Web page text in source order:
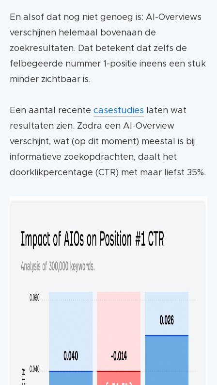
En alsof dat nog niet genoeg is: AI-Overviews
verschijnen helemaal bovenaan de
zoekresultaten. Dat betekent dat zelfs de
felbegeerde nummer 1-positie ineens een stuk
minder zichtbaar is.
Een aantal recente casestudies laten wat
resultaten zien. Zodra een AI-Overview
verschijnt, wat (op dit moment) meestal is bij
informatieve zoekopdrachten, daalt het
doorklikpercentage (CTR) met maar liefst 35%.